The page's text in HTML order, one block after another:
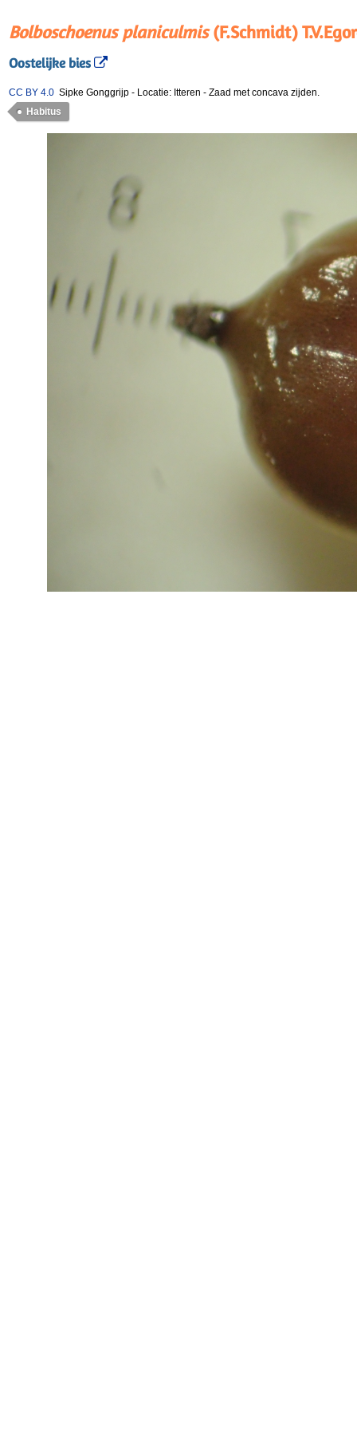
Bolboschoenus planiculmis(F.Schmidt)
Oostelijke bies
CC BY 4.0 Sipke Gonggrijp - Locatie: Itteren - Zaad met concava zijden.
Habitus